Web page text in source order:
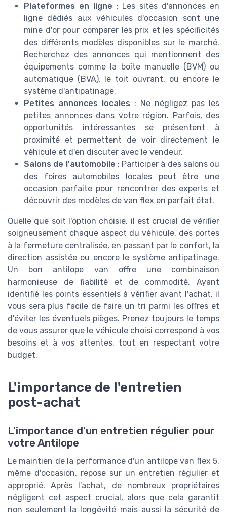
Plateformes en ligne : Les sites d'annonces en
ligne dédiés aux véhicules d'occasion sont une
mine d'or pour comparer les prix et les spécificités
des différents modèles disponibles sur le marché.
Recherchez des annonces qui mentionnent des
équipements comme la boîte manuelle (BVM) ou
automatique (BVA), le toit ouvrant, ou encore le
système d'antipatinage.
Petites annonces locales : Ne négligez pas les
petites annonces dans votre région. Parfois, des
opportunités intéressantes se présentent à
proximité et permettent de voir directement le
véhicule et d'en discuter avec le vendeur.
Salons de l'automobile : Participer à des salons ou
des foires automobiles locales peut être une
occasion parfaite pour rencontrer des experts et
découvrir des modèles de van flex en parfait état.
Quelle que soit l'option choisie, il est crucial de vérifier
soigneusement chaque aspect du véhicule, des portes
à la fermeture centralisée, en passant par le confort, la
direction assistée ou encore le système antipatinage.
Un bon antilope van offre une combinaison
harmonieuse de fiabilité et de commodité. Ayant
identifié les points essentiels à vérifier avant l'achat, il
vous sera plus facile de faire un tri parmi les offres et
d'éviter les éventuels pièges. Prenez toujours le temps
de vous assurer que le véhicule choisi correspond à vos
besoins et à vos attentes, tout en respectant votre
budget.
L'importance de l'entretien
post-achat
L'importance d'un entretien régulier pour
votre Antilope
Le maintien de la performance d'un antilope van flex 5,
même d'occasion, repose sur un entretien régulier et
approprié. Après l'achat, de nombreux propriétaires
négligent cet aspect crucial, alors que cela garantit
non seulement la longévité mais aussi la sécurité de